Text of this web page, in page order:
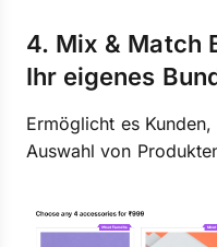
4. Mix & Match
Ihr eigenes
Ermöglicht es
Auswahl von